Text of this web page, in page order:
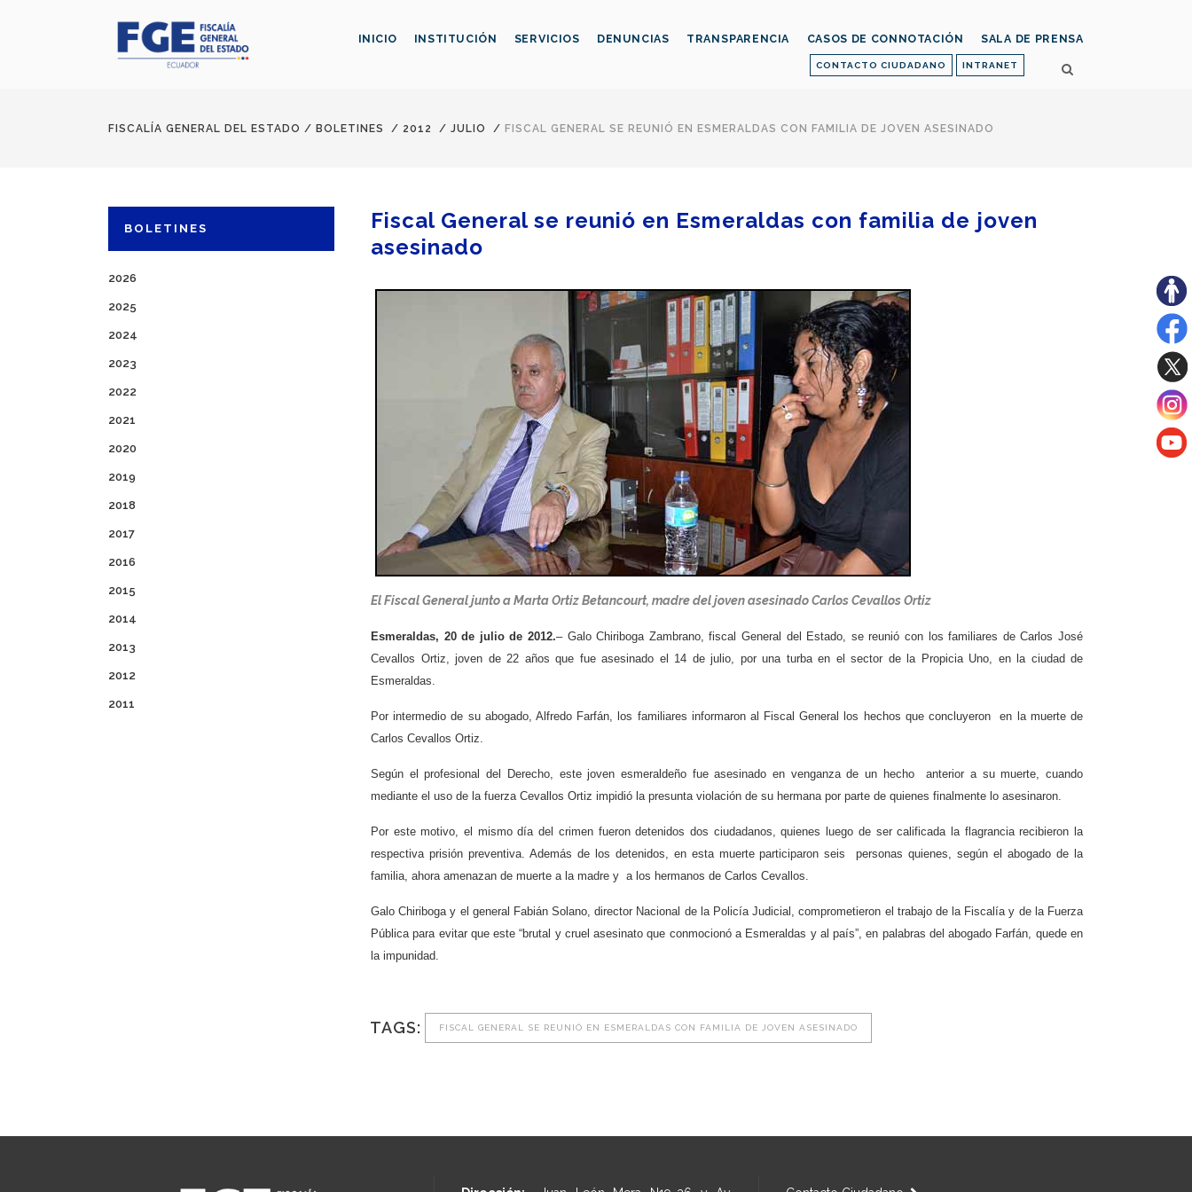
CONTACTO CIUDADANO INTRANET
INICIO INSTITUCIÓN SERVICIOS DENUNCIAS TRANSPARENCIA CASOS DE CONNOTACIÓN SALA DE PRENSA
FISCALÍA GENERAL DEL ESTADO / BOLETINES / 2012 / JULIO / FISCAL GENERAL SE REUNIÓ EN ESMERALDAS CON FAMILIA DE JOVEN ASESINADO
BOLETINES
2026
2025
2024
2023
2022
2021
2020
2019
2018
2017
2016
2015
2014
2013
2012
2011
Fiscal General se reunió en Esmeraldas con familia de joven
asesinado
El Fiscal General junto a Marta Ortiz Betancourt, madre del joven asesinado Carlos Cevallos Ortiz
Esmeraldas, 20 de julio de 2012.– Galo Chiriboga Zambrano, fiscal General del Estado, se reunió con los familiares de Carlos José
Cevallos Ortiz, joven de 22 años que fue asesinado el 14 de julio, por una turba en el sector de la Propicia Uno, en la ciudad de
Esmeraldas.
Por intermedio de su abogado, Alfredo Farfán, los familiares informaron al Fiscal General los hechos que concluyeron en la muerte de
Carlos Cevallos Ortiz.
Según el profesionaldel Derecho, este joven esmeraldeño fue asesinado en venganza de un hecho anterior a su muerte, cuando
mediante el uso de la fuerza Cevallos Ortiz impidió la presunta violación de su hermana por parte de quienes finalmente lo asesinaron.
Por este motivo, el mismo día del crimen fueron detenidos dos ciudadanos, quienes luego de ser calificada la flagrancia recibieron la
respectiva prisión preventiva. Además de los detenidos, en esta muerte participaron seis personas quienes, según el abogado de la
familia, ahora amenazan de muerte a la madre y a los hermanos de Carlos Cevallos.
Galo Chiriboga y el general Fabián Solano, director Nacional de la Policía Judicial, comprometieron el trabajo de la Fiscalía y de la Fuerza
Pública para evitar que este “brutal y cruel asesinato que conmocionó a Esmeraldas y al país”, en palabras del abogado Farfán, quede en
la impunidad.
TAGS: FISCAL GENERAL SE REUNIÓ EN ESMERALDAS CON FAMILIA DE JOVEN ASESINADO